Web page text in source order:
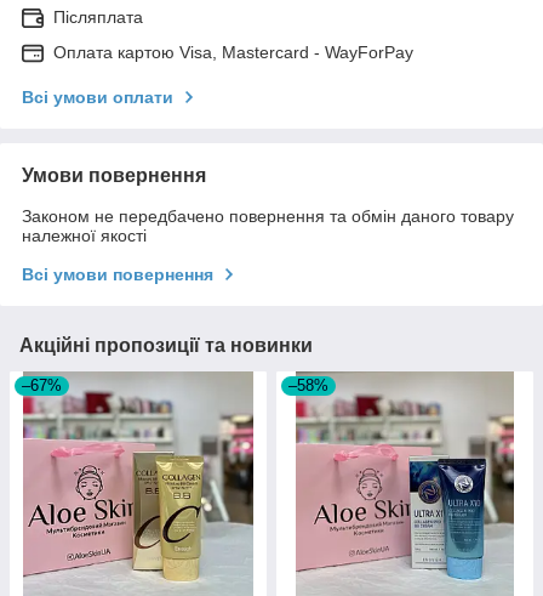
Післяплата
Оплата картою Visa, Mastercard - WayForPay
Всі умови оплати
Умови повернення
Законом не передбачено повернення та обмін даного товару
належної якості
Всі умови повернення
Акційні пропозиції та новинки
–67% –58%